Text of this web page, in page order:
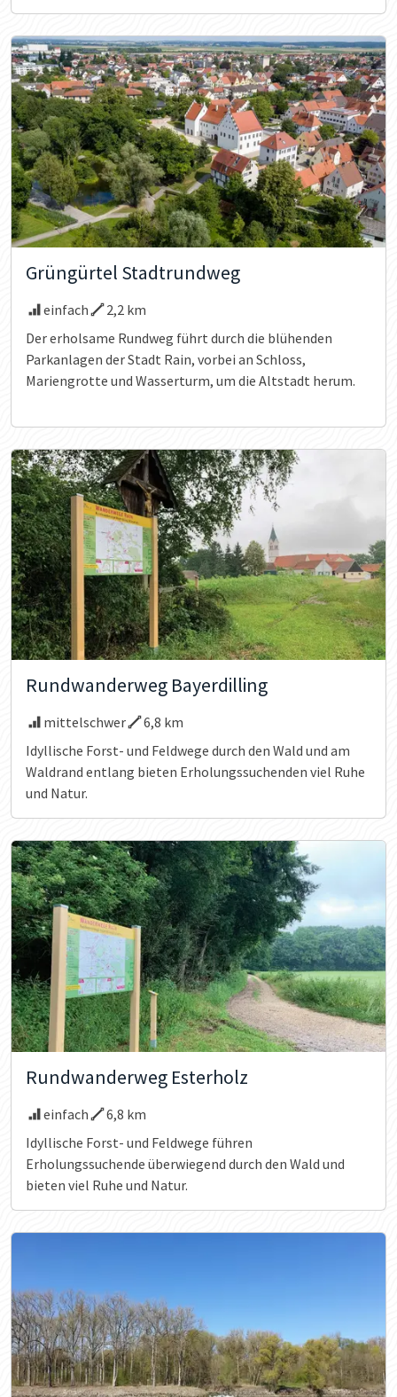
Grüngürtel Stadtrundweg
einfach
2,2 km
Der erholsame Rundweg führt durch die blühenden
Parkanlagen der Stadt Rain, vorbei an Schloss,
Mariengrotte und Wasserturm, um die Altstadt herum.
Rundwanderweg Bayerdilling
mittelschwer
6,8 km
Idyllische Forst- und Feldwege durch den Wald und am
Waldrand entlang bieten Erholungssuchenden viel Ruhe
und Natur.
Rundwanderweg Esterholz
einfach
6,8 km
Idyllische Forst- und Feldwege führen
Erholungssuchende überwiegend durch den Wald und
bieten viel Ruhe und Natur.